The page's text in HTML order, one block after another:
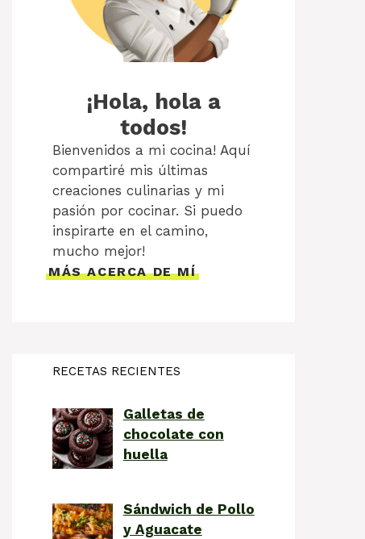
¡Hola, hola a
todos!
Bienvenidos a mi cocina! Aquí
compartiré mis últimas
creaciones culinarias y mi
pasión por cocinar. Si puedo
inspirarte en el camino,
mucho mejor!
MÁS ACERCA DE MÍ
RECETAS RECIENTES
Galletas de
chocolate con
huella
Sándwich de Pollo
y Aguacate